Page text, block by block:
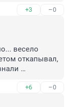
+3 –0
весело
откапывал,
+6 –0